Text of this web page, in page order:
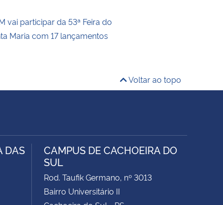
vai participar da 53ª Feira do
Maria com 17 lançamentos
Voltar ao topo
DAS
CAMPUS DE CACHOEIRA DO
SUL
Rod. Taufik Germano, nº 3013
Bairro Universitário II